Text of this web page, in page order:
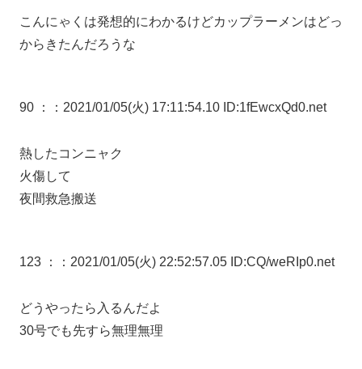
こんにゃくは発想的にわかるけどカップラーメンはどっ
からきたんだろうな
90 ： ：2021/01/05(火) 17:11:54.10 ID:1fEwcxQd0.net
熱したコンニャク
火傷して
夜間救急搬送
123 ： ：2021/01/05(火) 22:52:57.05 ID:CQ/weRIp0.net
どうやったら入るんだよ
30号でも先すら無理無理